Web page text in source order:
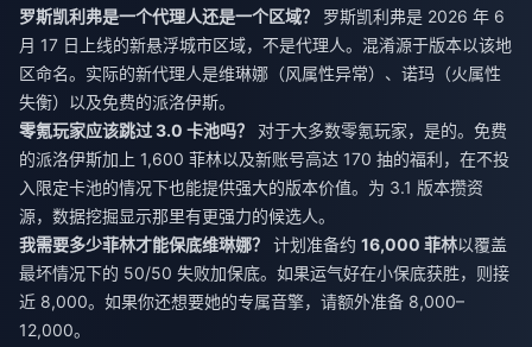
罗斯凯利弗是一个代理人还是一个区域？
罗斯凯利弗是 2026 年 6
月 17 日上线的新悬浮城市区域，不是代理人。混淆源于版本以该地
区命名。实际的新代理人是维琳娜（风属性异常）、诺玛（火属性
失衡）以及免费的派洛伊斯。
零氪玩家应该跳过 3.0 卡池吗？
对于大多数零氪玩家，是的。免费
的派洛伊斯加上 1,600 菲林以及新账号高达 170 抽的福利，在不投
入限定卡池的情况下也能提供强大的版本价值。为 3.1 版本攒资
源，数据挖掘显示那里有更强力的候选人。
我需要多少菲林才能保底维琳娜？
计划准备约 16,000 菲林以覆盖
最坏情况下的 50/50 失败加保底。如果运气好在小保底获胜，则接
近 8,000。如果你还想要她的专属音擎，请额外准备 8,000–
12,000。